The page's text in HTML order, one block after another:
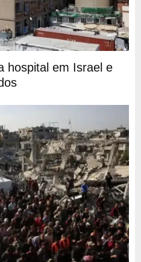
hospital em Israel e